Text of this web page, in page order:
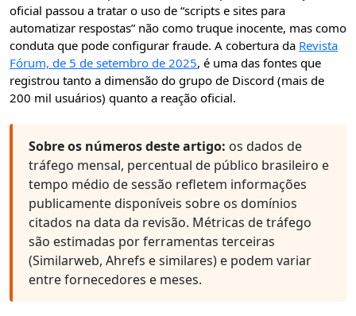
oficial passou a tratar o uso de “scripts e sites para
automatizar respostas” não como truque inocente, mas como
conduta que pode configurar fraude. A cobertura da Revista
Fórum, de 5 de setembro de 2025, é uma das fontes que
registrou tanto a dimensão do grupo de Discord (mais de
200 mil usuários) quanto a reação oficial.
Sobre os números deste artigo: os dados de
tráfego mensal, percentual de público brasileiro e
tempo médio de sessão refletem informações
publicamente disponíveis sobre os domínios
citados na data da revisão. Métricas de tráfego
são estimadas por ferramentas terceiras
(Similarweb, Ahrefs e similares) e podem variar
entre fornecedores e meses.